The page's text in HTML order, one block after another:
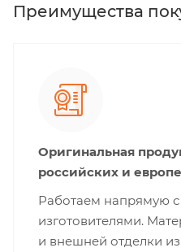
Преимущества
Оригинальная
российских и
Работаем напрямую
изготовителями.
и внешней отделки